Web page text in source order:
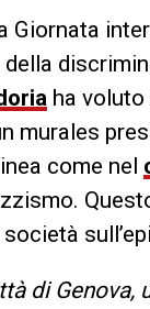
Giornata
della
ha voluto
murales
come nel
di Genova,